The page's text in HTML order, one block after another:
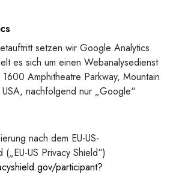
setzen wir Google Analytics
es sich um einen Webanalysedienst
Amphitheatre Parkway, Mountain
nachfolgend nur „Google“
nach dem EU-US-
US Privacy Shield“)
participant?